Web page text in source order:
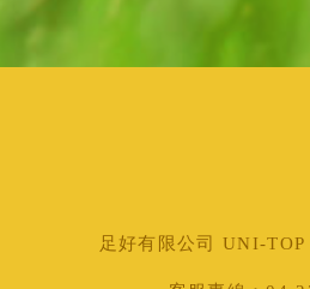
足好有限公司 UNI-